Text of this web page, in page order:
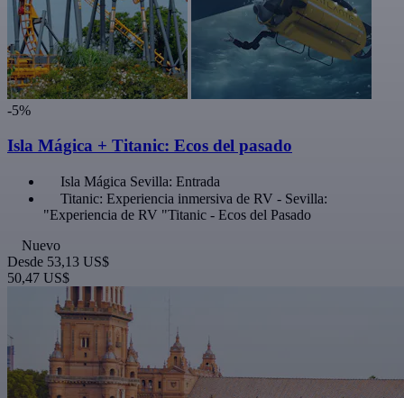
-5%
Isla Mágica + Titanic: Ecos del pasado
Isla Mágica Sevilla: Entrada
Titanic: Experiencia inmersiva de RV - Sevilla:
"Experiencia de RV "Titanic - Ecos del Pasado
Nuevo
Desde 53,13 US$
50,47 US$